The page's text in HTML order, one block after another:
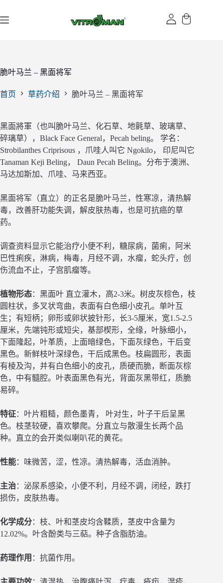
过
脆叶马兰 – 黑面将军
首页 草药介绍 脆叶马兰 – 黑面将军
黑面將軍（也叫脆叶马兰、化石草、地氈草、玻璃草、
碎璃草），Black Face General，Pecah beling。 学名：
Strobilanthes Criprisous ，爪哇人叫它 Ngokilo， 印尼叫它
Tanaman Keji Beling， Daun Pecah Beling。分布于澳洲、
马达加斯加、爪哇、马来西亚。
黑面将军（直立）的正名是脆叶马兰，性寒凉，清热解
毒，改善肝功能失调，解皮肤热毒，也是可抗癌的草
药。
调查资料显示它能治疗小便不利，糖尿病，菌痢，阿米
巴性痢疾，淋病，梅毒，月经不调，水瘤，蛇头疔，创
伤流血不止，子宫肌瘤等。
植物形态：黑面叶 直立灌木，高2-3米。树皮灰棕色，枝
圆柱状，多叉状弯曲，表面有白色细小皮孔。单叶互
生；有短柄；卵形或卵状披针形，长3-5厘米，宽1.5-2.5
厘米，先端钝形或短尖，基部楔形，全缘，叶脉细小，
下面隆起，叶革质，上面暗绿色，下面灰绿色，干后变
黑色。新鲜枝叶深绿色，干后成黑色。枝扁圆形，表面
有棱及沟，并有白色细小的皮孔，质硬而脆，断面灰棕
色，中有髓腔。叶表面黑色有光，背面灰黑带红，质脆
易碎。
特征：叶片粗糙，颜色墨青， 叶对生，叶子干后呈黑
色。枝茎较硬，喜欢攀爬。分直立与散漫生长两个品
种。直立的会开类似喇叭花的黄花。
性能：味微苦，涩，性凉。清热解毒，活血消肿。
主治：泌尿系感染，小便不利，月经不调，闭经，跌打
损伤，皮肤热毒。
化学成分：枝、叶和茎皮均含鞣质，茎皮中含量为
12.02%。叶含酚类与三萜。种子含脂肪油。
药理作用 ：抗菌作用。